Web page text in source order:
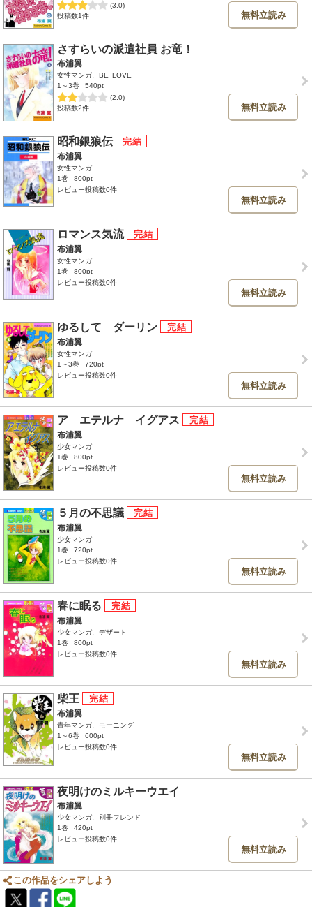
(3.0)
投稿数1件
無料立読み
さすらいの派遣社員 お竜！
布浦翼
女性マンガ、BE･LOVE
1～3巻
540pt
(2.0)
投稿数2件
無料立読み
昭和銀狼伝
布浦翼
女性マンガ
1巻
800pt
レビュー投稿数0件
無料立読み
ロマンス気流
布浦翼
女性マンガ
1巻
800pt
レビュー投稿数0件
無料立読み
ゆるして ダーリン
布浦翼
女性マンガ
1～3巻
720pt
レビュー投稿数0件
無料立読み
ア エテルナ イグアス
布浦翼
少女マンガ
1巻
800pt
レビュー投稿数0件
無料立読み
５月の不思議
布浦翼
少女マンガ
1巻
720pt
レビュー投稿数0件
無料立読み
春に眠る
布浦翼
少女マンガ、デザート
1巻
800pt
レビュー投稿数0件
無料立読み
柴王
布浦翼
青年マンガ、モーニング
1～6巻
600pt
レビュー投稿数0件
無料立読み
夜明けのミルキーウエイ
布浦翼
少女マンガ、別冊フレンド
1巻
420pt
レビュー投稿数0件
無料立読み
この作品をシェアしよう